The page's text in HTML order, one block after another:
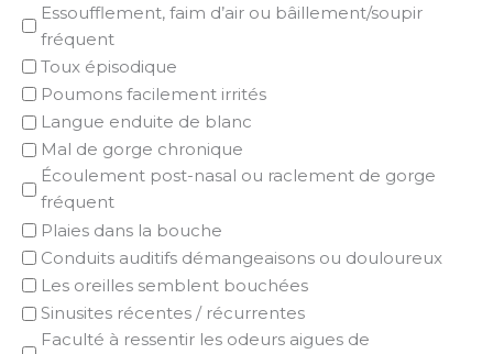
Essoufflement, faim d’air ou bâillement/soupir
fréquent
Toux épisodique
Poumons facilement irrités
Langue enduite de blanc
Mal de gorge chronique
Écoulement post-nasal ou raclement de gorge
fréquent
Plaies dans la bouche
Conduits auditifs démangeaisons ou douloureux
Les oreilles semblent bouchées
Sinusites récentes / récurrentes
Faculté à ressentir les odeurs aigues de